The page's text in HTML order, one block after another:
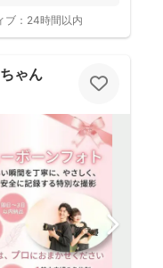
： 24時間以内
ゃん